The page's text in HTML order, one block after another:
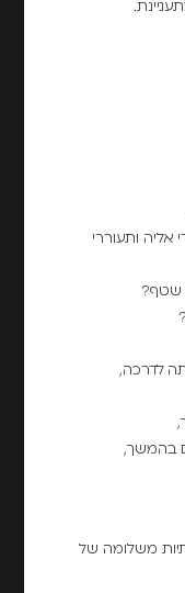
ותעוררי
שטף?
לדרכה,
בהמשך,
משלומה של